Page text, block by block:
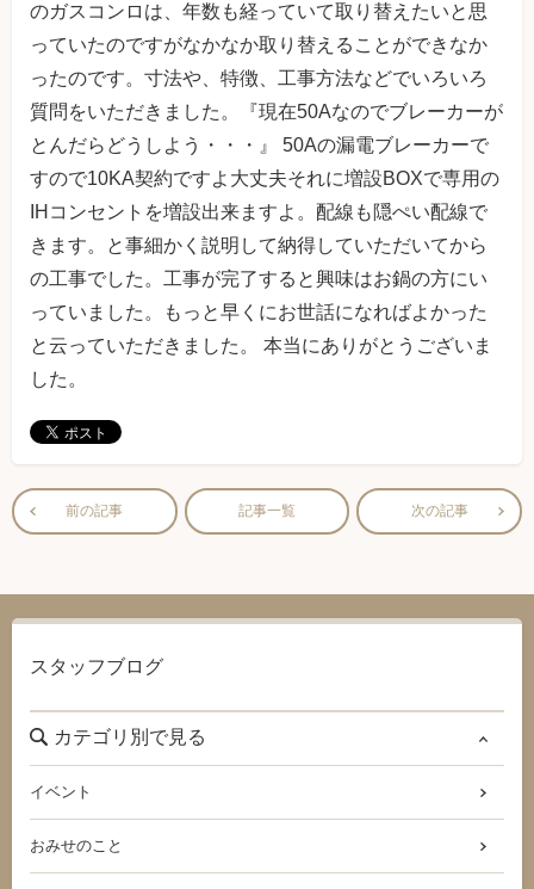
のガスコンロは、年数も経っていて取り替えたいと思
っていたのですがなかなか取り替えることができなか
ったのです。寸法や、特徴、工事方法などでいろいろ
質問をいただきました。『現在50Aなのでブレーカーが
とんだらどうしよう・・・』 50Aの漏電ブレーカーで
すので10KA契約ですよ大丈夫それに増設BOXで専用の
IHコンセントを増設出来ますよ。配線も隠ぺい配線で
きます。と事細かく説明して納得していただいてから
の工事でした。工事が完了すると興味はお鍋の方にい
っていました。もっと早くにお世話になればよかった
と云っていただきました。 本当にありがとうございま
した。
前の記事 記事一覧 次の記事
スタッフブログ
カテゴリ別で見る
イベント
おみせのこと